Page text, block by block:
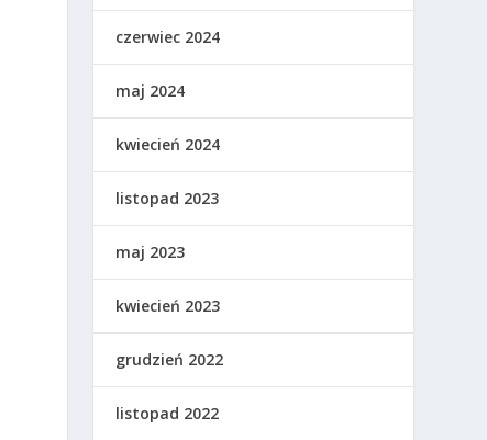
czerwiec 2024
maj 2024
kwiecień 2024
listopad 2023
maj 2023
kwiecień 2023
grudzień 2022
listopad 2022